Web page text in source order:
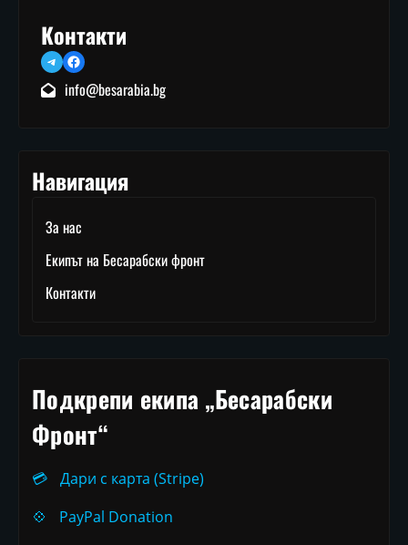
Контакти
TelegramFacebook
info@besarabia.bg
Навигация
За нас
Екипът на Бесарабски фронт
Контакти
Подкрепи екипа „Бесарабски
Фронт“
💳
Дари с карта (Stripe)
💠
PayPal Donation